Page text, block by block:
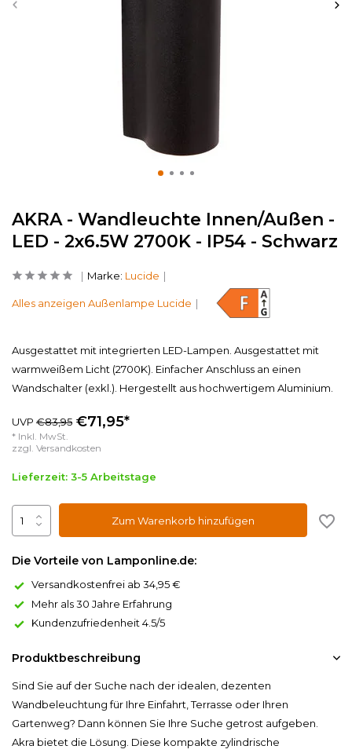
AKRA - Wandleuchte Innen/Außen -
LED - 2x6.5W 2700K - IP54 - Schwarz
Marke: Lucide
Alles anzeigen Außenlampe Lucide
Ausgestattet mit integrierten LED-Lampen. Ausgestattet mit
warmweißem Licht (2700K). Einfacher Anschluss an einen
Wandschalter (exkl.). Hergestellt aus hochwertigem Aluminium.
UVP €83,95 €71,95*
* Inkl. MwSt.
zzgl. Versandkosten
Lieferzeit: 3-5 Arbeitstage
Zum Warenkorb hinzufügen
Die Vorteile von Lamponline.de:
Versandkostenfrei ab 34,95 €
Mehr als 30 Jahre Erfahrung
Kundenzufriedenheit 4.5/5
Produktbeschreibung
Sind Sie auf der Suche nach der idealen, dezenten
Wandbeleuchtung für Ihre Einfahrt, Terrasse oder Ihren
Gartenweg? Dann können Sie Ihre Suche getrost aufgeben.
Akra bietet die Lösung. Diese kompakte zylindrische